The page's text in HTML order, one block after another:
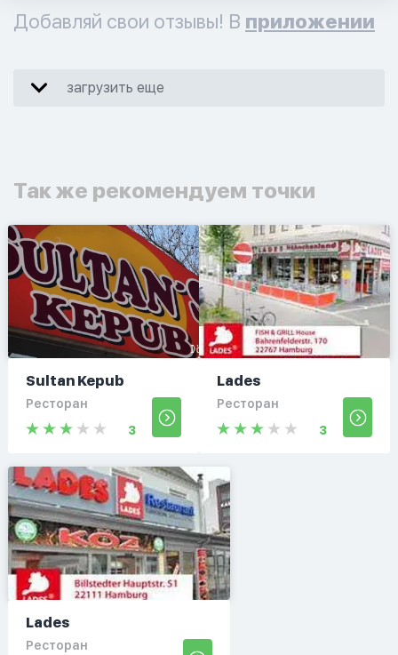
Добавляй свои отзывы! В приложении
загрузить еще
Так же рекомендуем точки
Sultan Kepub
Ресторан
3
Lades
Ресторан
3
Lades
Ресторан